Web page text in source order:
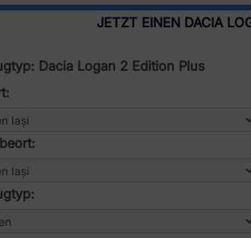
JETZT EINEN DACIA
Dacia Logan 2 Edition Plus